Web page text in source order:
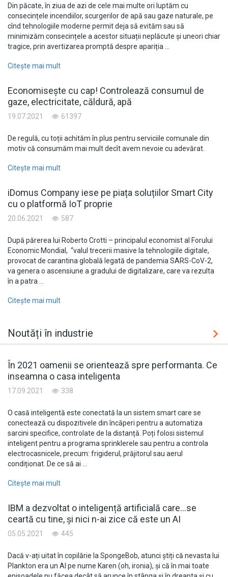
Din păcate, în ziua de azi de cele mai multe ori luptăm cu
consecințele incendiilor, scurgerilor de apă sau gaze naturale, pe
cînd tehnologiile moderne permit deja să evităm sau să
minimizăm consecințele a acestor situații neplăcute și uneori chiar
tragice, prin avertizarea promptă despre apariția …
Citește mai mult
Economisește cu cap! Controlează consumul de
gaze, electricitate, căldură, apă
19.07.2021 61397
De regulă, cu toții achităm în plus pentru serviciile comunale din
motiv că consumăm mai mult decît avem nevoie cu adevărat.
Citește mai mult
iDomus Company iese pe piața soluțiilor Smart City
cu o platformă IoT proprie
20.06.2021 587
După părerea lui Roberto Crotti – principalul economist al Forului
Economic Mondial, “valul trecerii masive la tehnologiile digitale,
provocat de carantina globală legată de pandemia SARS-CoV-2,
va genera o ascensiune a gradului de digitalizare, care va rezulta
în a patra …
Citește mai mult
Noutăți în industrie
În 2021 oamenii se orientează spre performanta. Ce
inseamna o casa inteligenta
17.09.2021 338
O casă inteligentă este conectată la un sistem smart care se
conectează cu dispozitivele din încăperi pentru a automatiza
sarcini specifice, controlate de la distanță. Poți folosi sistemul
inteligent pentru a programa sprinklerele sau pentru a controla
electrocasnicele, precum: frigiderul, prăjitorul sau aerul
condiționat. De ce să ai …
Citește mai mult
IBM a dezvoltat o inteligență artificială care…se
ceartă cu tine, și nici n-ai zice că este un AI
05.05.2021 445
Dacă v-ați uitat în copilărie la SpongeBob, atunci știți că nevasta lui
Plankton era un AI pe nume Karen (oh, ironia), și că în mai toate